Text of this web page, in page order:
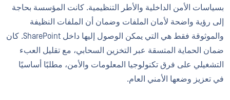
بسياسات الأمن الداخلية والأطر التنظيمية. كانت المؤسسة بحاجة
إلى رؤية واضحة لأمان الملفات وضمان أن الملفات النظيفة
والموثوقة فقط هي التي يمكن الوصول إليها داخل SharePoint. كان
ضمان الحماية المتسقة عبر التخزين السحابي، مع تقليل العبء
التشغيلي على فرق تكنولوجيا المعلومات والأمن، مطلبًا أساسيًا
في تعزيز وضعها الأمني العام.